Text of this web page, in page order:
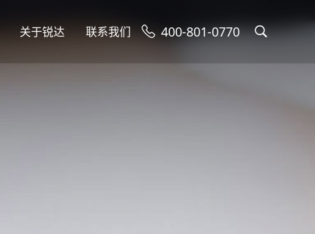
关于锐达 联系我们 400-801-0770